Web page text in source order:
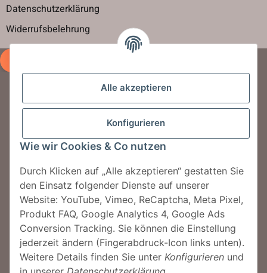
Alle akzeptieren
Konfigurieren
Wie wir Cookies & Co nutzen
Durch Klicken auf „Alle akzeptieren“ gestatten Sie
den Einsatz folgender Dienste auf unserer
Website: YouTube, Vimeo, ReCaptcha, Meta Pixel,
Produkt FAQ, Google Analytics 4, Google Ads
Conversion Tracking. Sie können die Einstellung
jederzeit ändern (Fingerabdruck-Icon links unten).
Weitere Details finden Sie unter Konfigurieren und
Datenschutzerklärung
Widerrufsbelehrung
Newsletter abbonieren
Jetzt anmelden!
Jetzt für unseren Newsletter anmelden und
jeden Monat tolle Rabattaktionen erhalten.
© MegaSauna by Sauna One GmbH